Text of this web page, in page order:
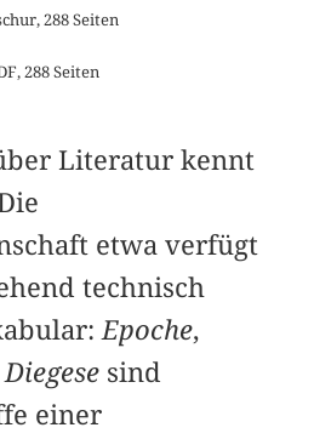
288 Seiten
288 Seiten
Literatur kennt
etwa verfügt
technisch
Epoche,
Diegese sind
einer